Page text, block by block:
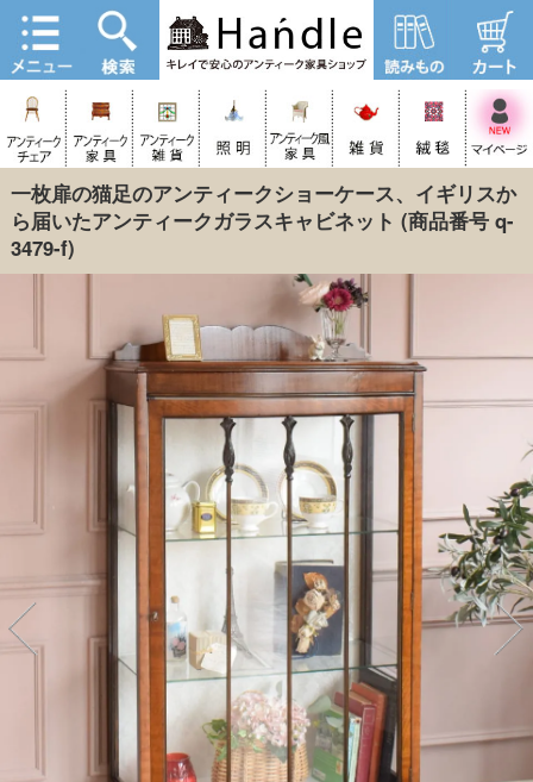
一枚扉の猫足のアンティークショーケース、イギリスか
ら届いたアンティークガラスキャビネット (商品番号 q-
3479-f)